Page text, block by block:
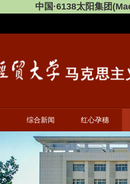
中国·6138太阳集团
综合新闻 红心孕穗